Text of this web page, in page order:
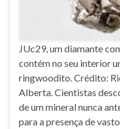
JUc29, um diamante
contém no seu interior
ringwoodito. Crédito:
Alberta. Cientistas
de um mineral nunca
para a presença de